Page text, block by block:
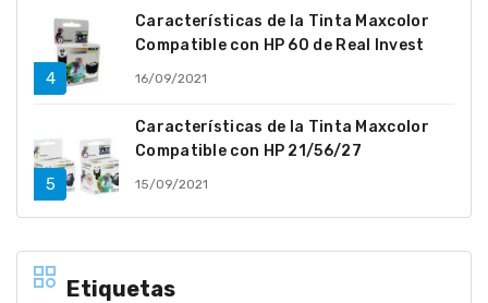
Características de la Tinta Maxcolor
Compatible con HP 60 de Real Invest
16/09/2021
Características de la Tinta Maxcolor
Compatible con HP 21/56/27
15/09/2021
Etiquetas